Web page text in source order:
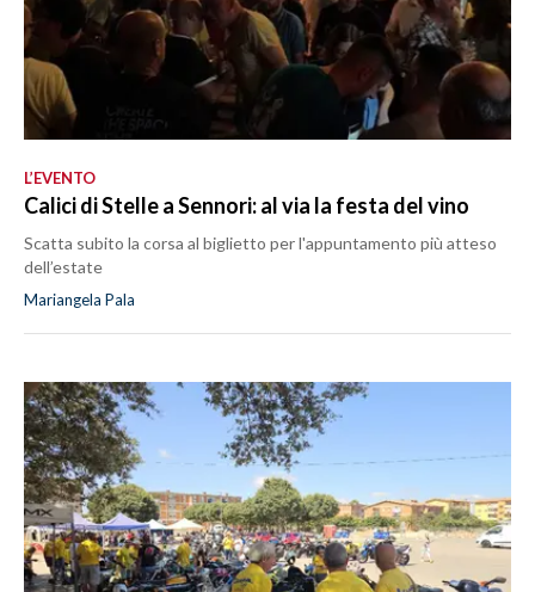
L’EVENTO
Calici di Stelle a Sennori: al via la festa del vino
Scatta subito la corsa al biglietto per l'appuntamento più atteso
dell’estate
Mariangela Pala